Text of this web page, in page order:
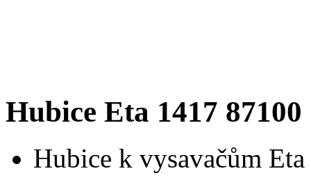
Hubice Eta 1417 87100
Hubice k vysavačům